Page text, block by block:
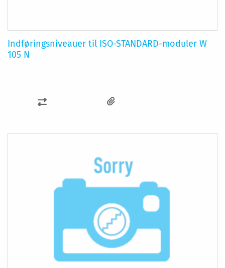
Indføringsniveauer til ISO-STANDARD-moduler W
105 N
SAMMENLIGN